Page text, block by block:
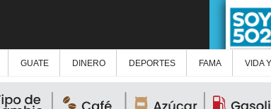
GUATE DINERO DEPORTES FAMA VIDA